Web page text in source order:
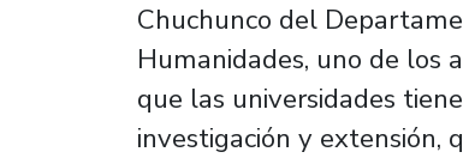
Chuchunco del
Humanidades, uno de los
que las universidades
investigación y extensión,